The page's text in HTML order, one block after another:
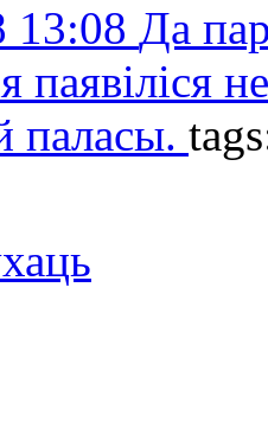
13:08 Да
паявіліся
паласы.